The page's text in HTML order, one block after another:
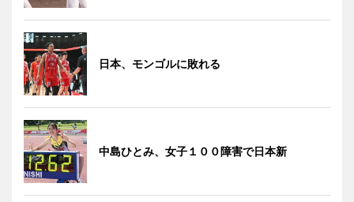
日本、モンゴルに敗れる
中島ひとみ、女子１００障害で日本新